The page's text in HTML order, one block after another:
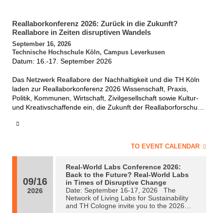
Reallaborkonferenz 2026: Zurück in die Zukunft?
Reallabore in Zeiten disruptiven Wandels
September 16, 2026
Technische Hochschule Köln, Campus Leverkusen
Datum: 16.-17. September 2026
Das Netzwerk Reallabore der Nachhaltigkeit und die TH Köln
laden zur Reallaborkonferenz 2026 Wissenschaft, Praxis,
Politik, Kommunen, Wirtschaft, Zivilgesellschaft sowie Kultur-
und Kreativschaffende ein, die Zukunft der Reallaborforschung
stehen Wirkung, Weiterentwicklung und Lernprozesse von
Reallabore in Zeiten disruptiven Wandels Reallabore in der
Alltagspraxis Kunst, Kultur und hybride Experimentier- und
Diskursräume Wirkungsanalysen, Transferlogiken, Evaluation
und Standardisierung Wissenschaftskommunikation und
gesellschaftliche Lernprozesse Treiber, Hürden und
TO EVENT CALENDAR
09/16
2026
Real-World Labs Conference 2026:
Back to the Future? Real-World Labs
in Times of Disruptive Change
Date: September 16-17, 2026 The
Network of Living Labs for Sustainability
and TH Cologne invite you to the 2026